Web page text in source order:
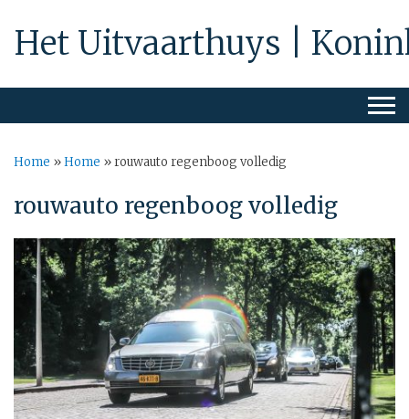
Het Uitvaarthuys |
Home »Home »rouwauto regenboog volledig
rouwauto regenboog volledig